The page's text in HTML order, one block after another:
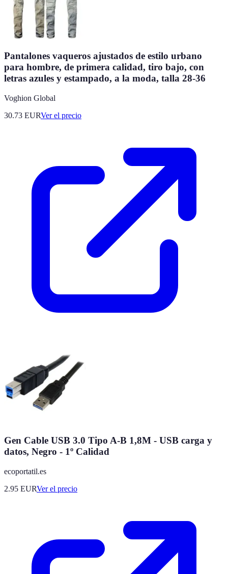
Pantalones vaqueros ajustados de estilo urbano
para hombre, de primera calidad, tiro bajo, con
letras azules y estampado, a la moda, talla 28-36
Voghion Global
30.73 EURVer el precio
Gen Cable USB 3.0 Tipo A-B 1,8M - USB carga y
datos, Negro - 1º Calidad
ecoportatil.es
2.95 EURVer el precio